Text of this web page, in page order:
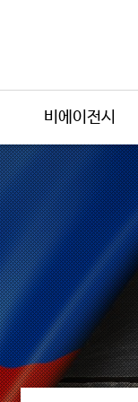
비에이전시